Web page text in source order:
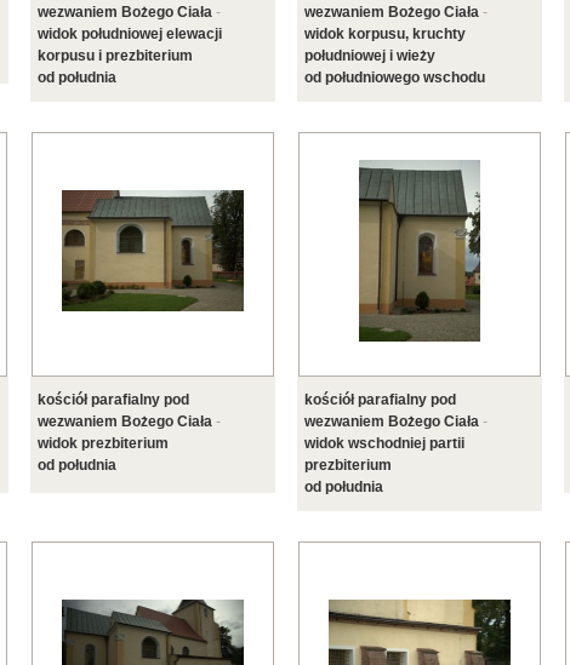
wezwaniem Bożego Ciała -
widok południowej elewacji
korpusu i prezbiterium
od południa
wezwaniem Bożego Ciała -
widok korpusu, kruchty
południowej i wieży
od południowego wschodu
kościół parafialny pod
wezwaniem Bożego Ciała -
widok prezbiterium
od południa
kościół parafialny pod
wezwaniem Bożego Ciała -
widok wschodniej partii
prezbiterium
od południa